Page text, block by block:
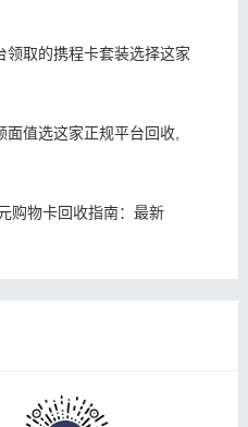
领取的携程卡套装选择这家
面值选这家正规平台回收,
购物卡回收指南：最新